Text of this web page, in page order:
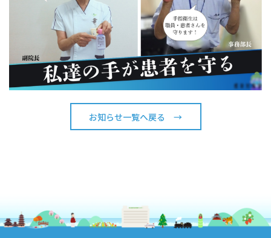
お知らせ一覧へ戻る →